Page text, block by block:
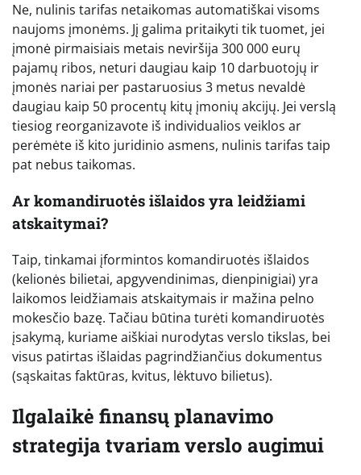
Ne, nulinis tarifas netaikomas automatiškai visoms
naujoms įmonėms. Jį galima pritaikyti tik tuomet, jei
įmonė pirmaisiais metais neviršija 300 000 eurų
pajamų ribos, neturi daugiau kaip 10 darbuotojų ir
įmonės nariai per pastaruosius 3 metus nevaldė
daugiau kaip 50 procentų kitų įmonių akcijų. Jei verslą
tiesiog reorganizavote iš individualios veiklos ar
perėmėte iš kito juridinio asmens, nulinis tarifas taip
pat nebus taikomas.
Ar komandiruotės išlaidos yra leidžiami
atskaitymai?
Taip, tinkamai įformintos komandiruotės išlaidos
(kelionės bilietai, apgyvendinimas, dienpinigiai) yra
laikomos leidžiamais atskaitymais ir mažina pelno
mokesčio bazę. Tačiau būtina turėti komandiruotės
įsakymą, kuriame aiškiai nurodytas verslo tikslas, bei
visus patirtas išlaidas pagrindžiančius dokumentus
(sąskaitas faktūras, kvitus, lėktuvo bilietus).
Ilgalaikė finansų planavimo
strategija tvariam verslo augimui